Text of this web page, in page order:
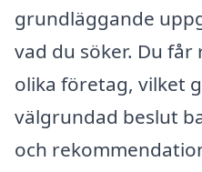
grundläggande
vad du söker. Du
olika företag, vilket
välgrundad beslut
och